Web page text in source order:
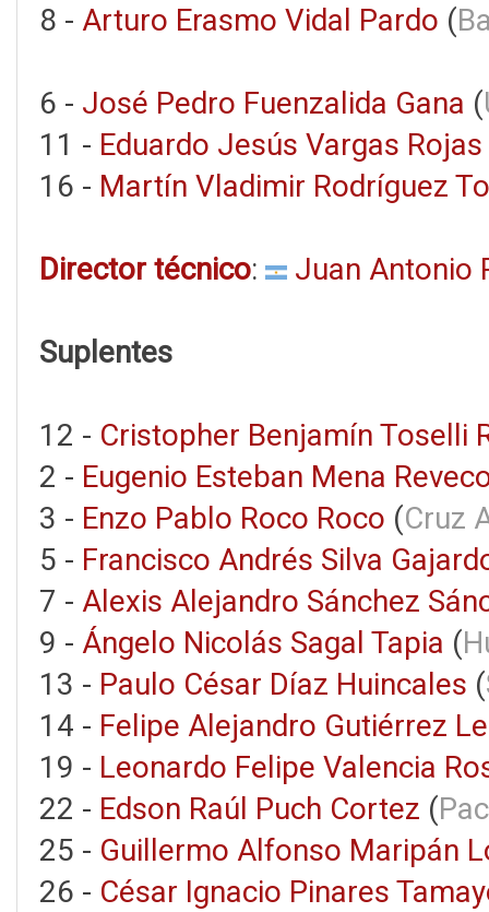
8 - Arturo Erasmo Vidal Pardo (
6 - José Pedro Fuenzalida Gana (
11 - Eduardo Jesús Vargas Rojas
16 - Martín Vladimir Rodríguez
Director técnico: Juan Antonio
Suplentes
12 - Cristopher Benjamín Toselli
2 - Eugenio Esteban Mena
3 - Enzo Pablo Roco Roco (Cruz
5 - Francisco Andrés Silva
7 - Alexis Alejandro Sánchez
9 - Ángelo Nicolás Sagal Tapia (
13 - Paulo César Díaz Huincales (
14 - Felipe Alejandro Gutiérrez
19 - Leonardo Felipe Valencia
22 - Edson Raúl Puch Cortez (
25 - Guillermo Alfonso Maripán
26 - César Ignacio Pinares